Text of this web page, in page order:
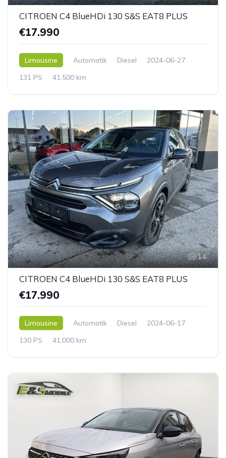
CITROEN C4 BlueHDi 130 S&S EAT8 PLUS
€17.990
Limousine Automatik Diesel
2024-06-27
131 PS
41.500 km
14
CITROEN C4 BlueHDi 130 S&S EAT8 PLUS
€17.990
Limousine Automatik Diesel
2024-06-17
130 PS
41.000 km